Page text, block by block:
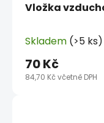
Vložka
Skladem (>5 ks)
84,70 Kč včetně DPH
70 Kč